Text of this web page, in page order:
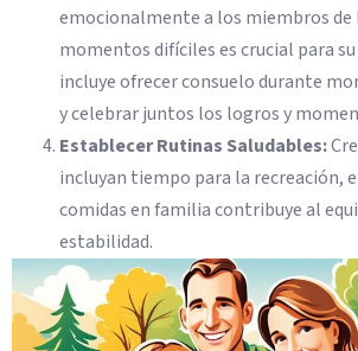
emocionalmente a los miembros de
momentos difíciles es crucial para
incluye ofrecer consuelo durante
y celebrar juntos los logros y
Establecer Rutinas Saludables:
incluyan tiempo para la recreación,
comidas en familia contribuye al
estabilidad.